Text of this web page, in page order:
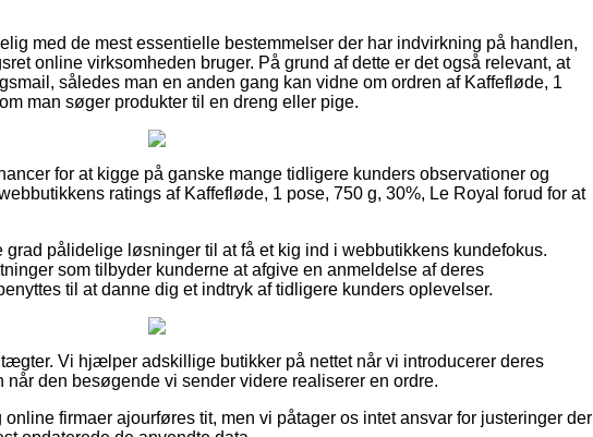
med de mest essentielle bestemmelser der har indvirkning på handlen,
online virksomheden bruger. På grund af dette er det også relevant, at
således man en anden gang kan vidne om ordren af Kaffefløde, 1
man søger produkter til en dreng eller pige.
for at kigge på ganske mange tidligere kunders observationer og
ratings af Kaffefløde, 1 pose, 750 g, 30%, Le Royal forud for at
pålidelige løsninger til at få et kig ind i webbutikkens kundefokus.
som tilbyder kunderne at afgive en anmeldelse af deres
til at danne dig et indtryk af tidligere kunders oplevelser.
Vi hjælper adskillige butikker på nettet når vi introducerer deres
når den besøgende vi sender videre realiserer en ordre.
firmaer ajourføres tit, men vi påtager os intet ansvar for justeringer der